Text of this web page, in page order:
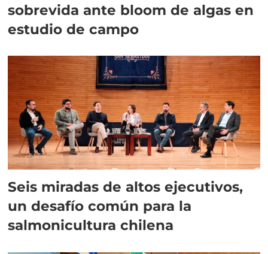
sobrevida ante bloom de algas en
estudio de campo
Seis miradas de altos ejecutivos,
un desafío común para la
salmonicultura chilena